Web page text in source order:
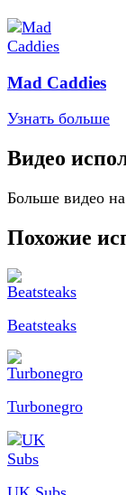
Mad Caddies
Узнать больше
Видео
Больше видео на
Похожие
Beatsteaks
Turbonegro